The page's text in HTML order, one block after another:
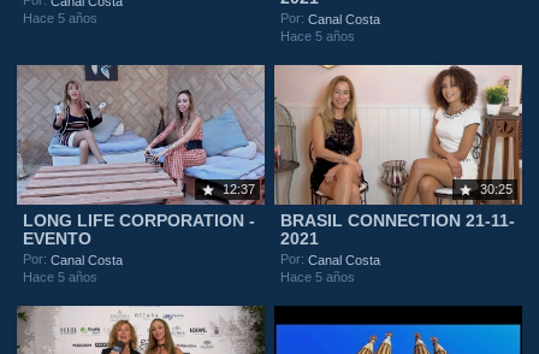
Hace 5 años
Por:Canal Costa
Hace 5 años
12:37
LONG LIFE CORPORATION -
EVENTO
Por:Canal Costa
Hace 5 años
30:25
BRASIL CONNECTION 21-11-
2021
Por:Canal Costa
Hace 5 años